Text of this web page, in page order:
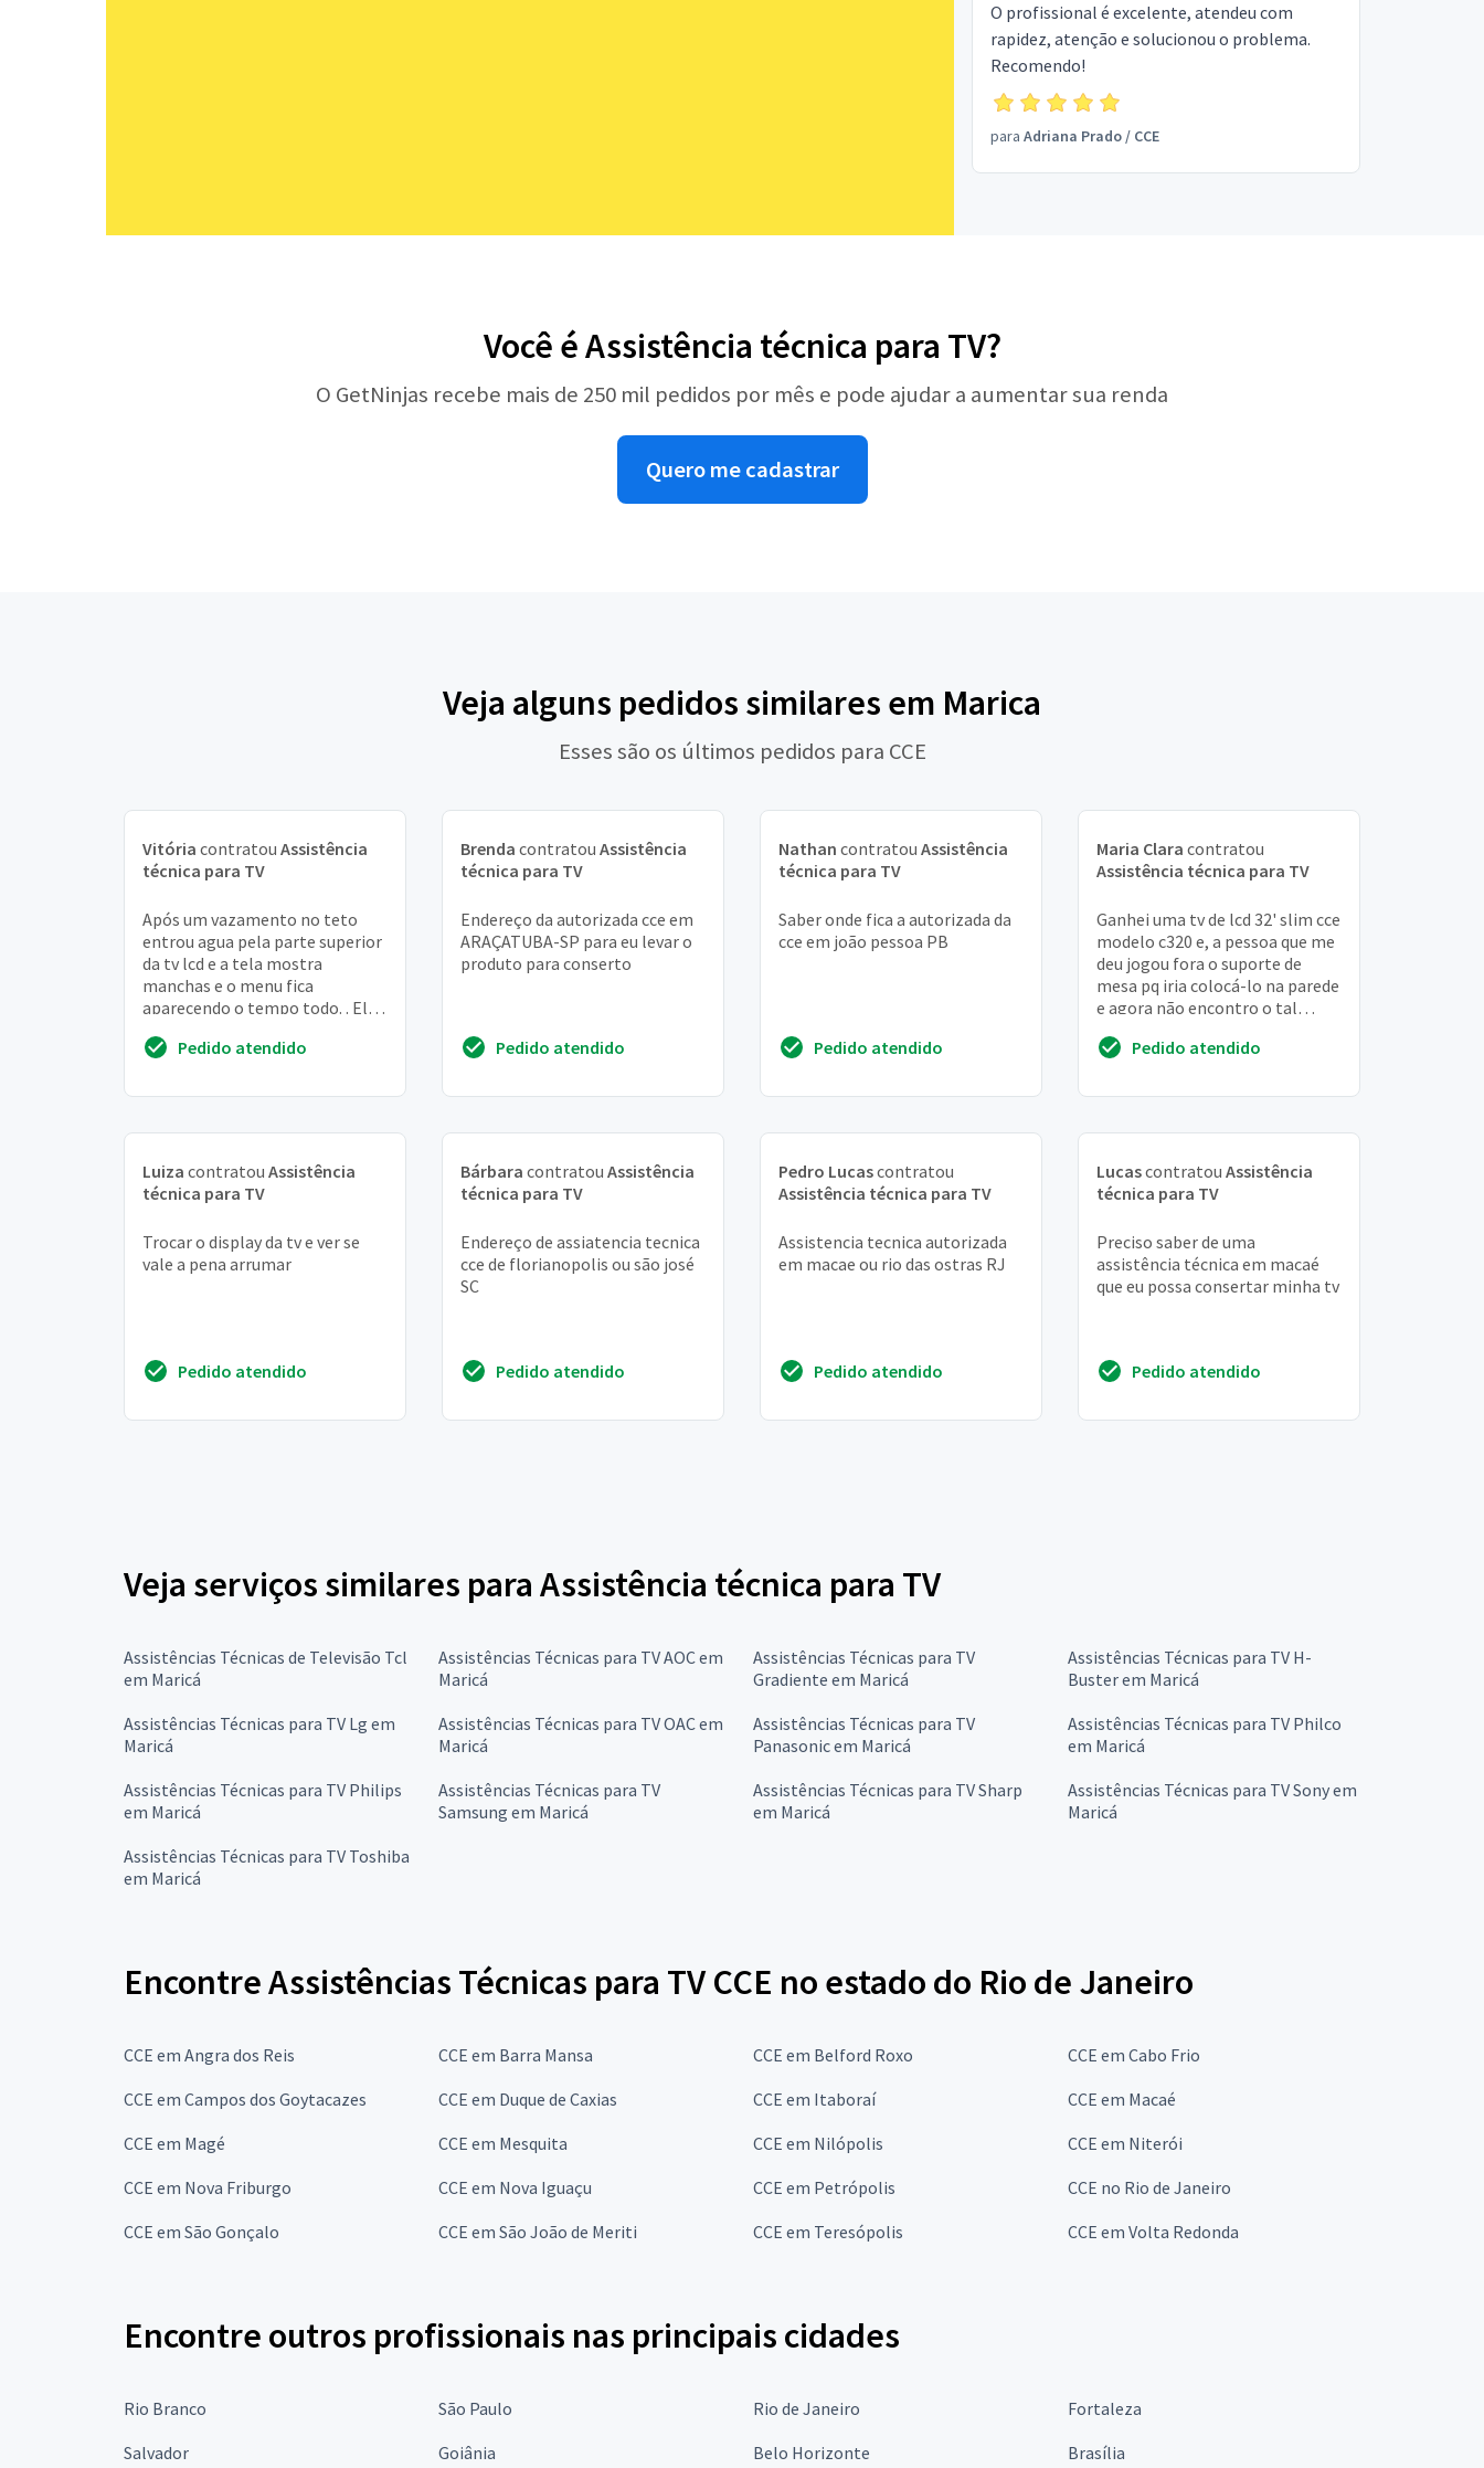
O profissional é excelente, atendeu com
rapidez, atenção e solucionou o problema.
Recomendo!
para Adriana Prado/ CCE
Você é Assistência técnica para TV?
O GetNinjas recebe mais de 250 mil pedidos por mês e pode ajudar a aumentar sua renda
Quero me cadastrar
Veja alguns pedidos similares em Marica
Esses são os últimos pedidos para CCE
Vitória contratou Assistência
técnica para TV
Após um vazamento no teto
entrou agua pela parte superior
da tv lcd e a tela mostra
manchas e o menu fica
aparecendo o tempo todo. . Ela
comprada a um mes. Tem...
Pedido atendido
Brenda contratou Assistência
técnica para TV
Endereço da autorizada cce em
ARAÇATUBA-SP para eu levar o
produto para conserto
Pedido atendido
Nathan contratou Assistência
técnica para TV
Saber onde fica a autorizada da
cce em joão pessoa PB
Pedido atendido
Maria Clara contratou
Assistência técnica para TV
Ganhei uma tv de lcd 32' slim cce
modelo c320 e, a pessoa que me
deu jogou fora o suporte de
mesa pq iria colocá-lo na parede
e agora não encontro o tal
Pedido atendido
Luiza contratou Assistência
técnica para TV
Trocar o display da tv e ver se
vale a pena arrumar
Pedido atendido
Bárbara contratou Assistência
técnica para TV
Endereço de assiatencia tecnica
cce de florianopolis ou são josé
SC
Pedido atendido
Pedro Lucascontratou
Assistência técnica para TV
Assistencia tecnica autorizada
em macae ou rio das ostras RJ
Pedido atendido
Lucascontratou Assistência
técnica para TV
Preciso saber de uma
assistência técnica em macaé
que eu possa consertar minha tv
Pedido atendido
Veja serviços similares para Assistência técnica para TV
Assistências Técnicas de Televisão Tcl
em Maricá
Assistências Técnicas para TV AOC em
Maricá
Assistências Técnicas para TV
Gradiente em Maricá
Assistências Técnicas para TV H-
Buster em Maricá
Assistências Técnicas para TV Lg em
Maricá
Assistências Técnicas para TV OAC em
Maricá
Assistências Técnicas para TV
Panasonic em Maricá
Assistências Técnicas para TV Philco
em Maricá
Assistências Técnicas para TV Philips
em Maricá
Assistências Técnicas para TV
Samsung em Maricá
Assistências Técnicas para TV Sharp
em Maricá
Assistências Técnicas para TV Sony em
Maricá
Assistências Técnicas para TV Toshiba
em Maricá
Encontre Assistências Técnicas para TV CCE no estado do Rio de Janeiro
CCE em Angra dos Reis CCE em Barra Mansa CCE em Belford Roxo
CCE em Cabo Frio
CCE em Campos dos Goytacazes
CCE em Duque de Caxias CCE em Itaboraí
CCE em Macaé
CCE em Magé
CCE em Mesquita CCE em Nilópolis
CCE em Niterói
CCE em Nova Friburgo
CCE em Nova Iguaçu CCE em Petrópolis
CCE no Rio de Janeiro
CCE em São Gonçalo
CCE em São João de Meriti CCE em Teresópolis CCE em Volta Redonda
Encontre outros profissionais nas principais cidades
Rio Branco São Paulo Rio de Janeiro
Fortaleza
Salvador
Goiânia Belo Horizonte Brasília